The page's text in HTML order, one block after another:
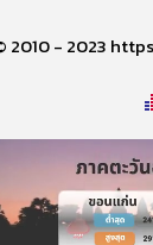
2010 - 2023